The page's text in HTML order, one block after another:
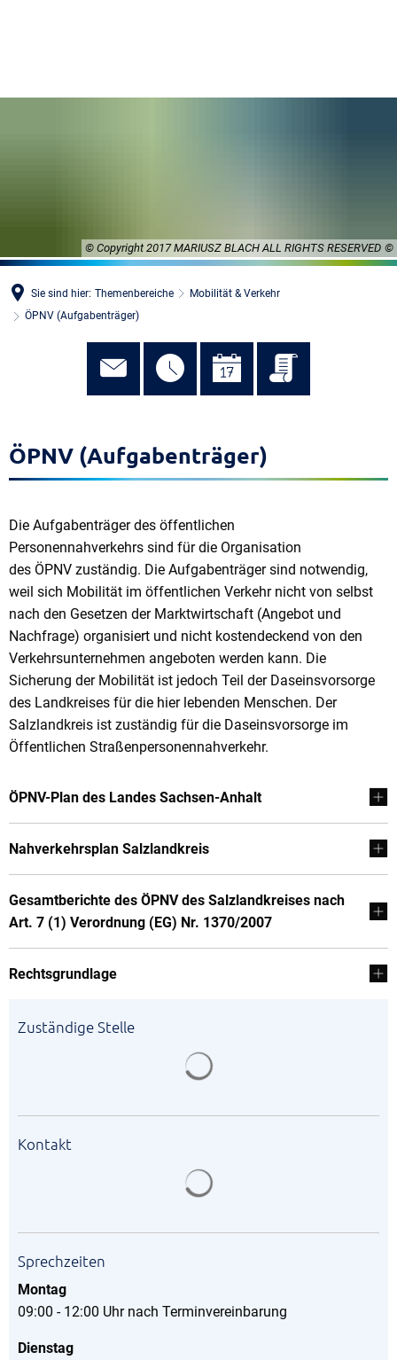
© Copyright 2017 MARIUSZ BLACH ALL RIGHTS RESERVED
Sie sind hier: Themenbereiche
Mobilität & Verkehr
ÖPNV (Aufgabenträger)
ÖPNV (Aufgabenträger)
Die Aufgabenträger des öffentlichen
Personennahverkehrs sind für die Organisation
des ÖPNV zuständig. Die Aufgabenträger sind notwendig,
weil sich Mobilität im öffentlichen Verkehr nicht von selbst
nach den Gesetzen der Marktwirtschaft (Angebot und
Nachfrage) organisiert und nicht kostendeckend von den
Verkehrsunternehmen angeboten werden kann. Die
Sicherung der Mobilität ist jedoch Teil der Daseinsvorsorge
des Landkreises für die hier lebenden Menschen. Der
Salzlandkreis ist zuständig für die Daseinsvorsorge im
Öffentlichen Straßenpersonennahverkehr.
ÖPNV-Plan des Landes Sachsen-Anhalt
Nahverkehrsplan Salzlandkreis
Gesamtberichte des ÖPNV des Salzlandkreises nach
Art. 7 (1) Verordnung (EG) Nr. 1370/2007
Rechtsgrundlage
Zuständige Stelle
Kontakt
Sprechzeiten
Montag
09:00 - 12:00 Uhr nach Terminvereinbarung
Dienstag